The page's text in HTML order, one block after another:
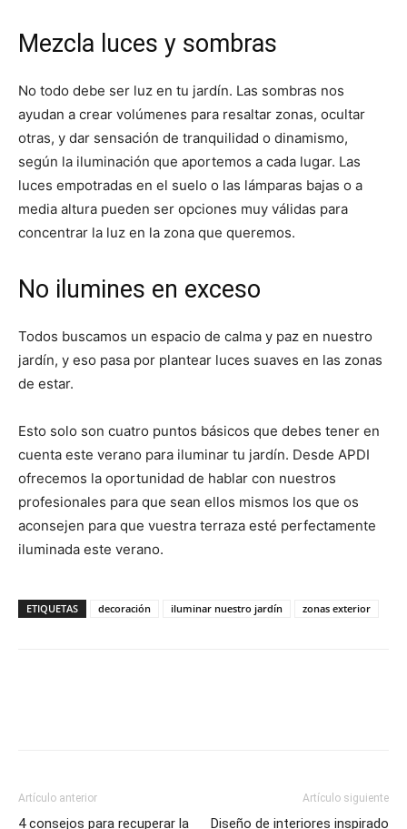
Mezcla luces y sombras
No todo debe ser luz en tu jardín. Las sombras nos
ayudan a crear volúmenes para resaltar zonas, ocultar
otras, y dar sensación de tranquilidad o dinamismo,
según la iluminación que aportemos a cada lugar. Las
luces empotradas en el suelo o las lámparas bajas o a
media altura pueden ser opciones muy válidas para
concentrar la luz en la zona que queremos.
No ilumines en exceso
Todos buscamos un espacio de calma y paz en nuestro
jardín, y eso pasa por plantear luces suaves en las zonas
de estar.
Esto solo son cuatro puntos básicos que debes tener en
cuenta este verano para iluminar tu jardín. Desde APDI
ofrecemos la oportunidad de hablar con nuestros
profesionales para que sean ellos mismos los que os
aconsejen para que vuestra terraza esté perfectamente
iluminada este verano.
ETIQUETAS decoración iluminar nuestro jardín zonas exterior
Artículo anterior
4 consejos para recuperar la
Artículo siguiente
Diseño de interiores inspirado